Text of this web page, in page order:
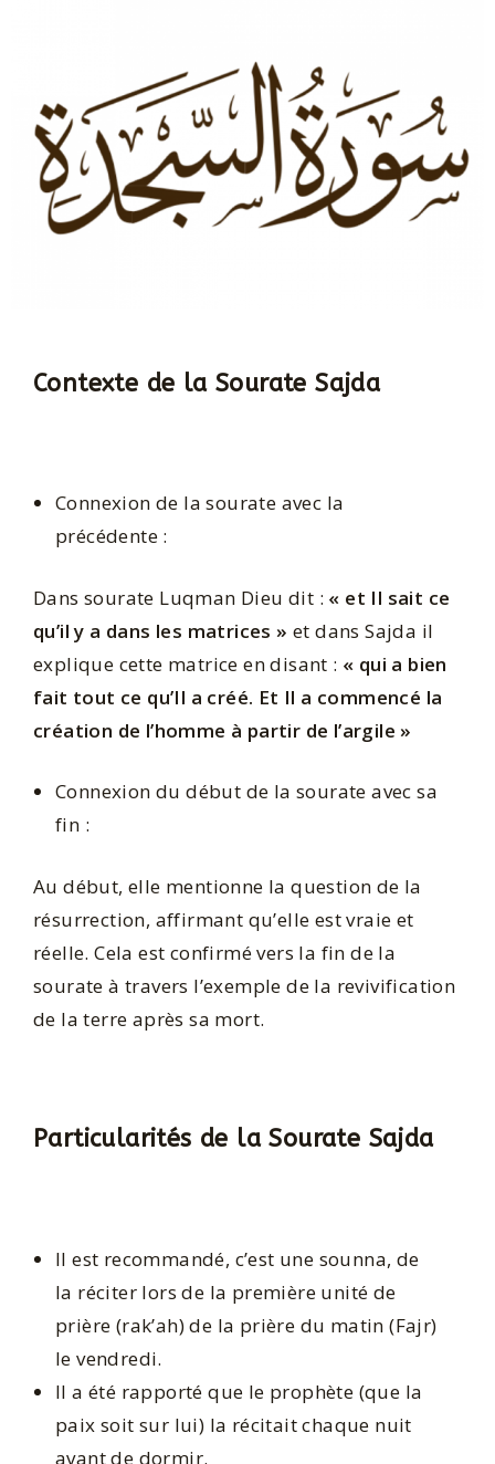
Contexte de la Sourate Sajda
Connexion de la sourate avec la
précédente :
Dans sourate Luqman Dieu dit : « et Il sait ce
qu’il y a dans les matrices » et dans Sajda il
explique cette matrice en disant : « qui a bien
fait tout ce qu’Il a créé. Et Il a commencé la
création de l’homme à partir de l’argile »
Connexion du début de la sourate avec sa
fin :
Au début, elle mentionne la question de la
résurrection, affirmant qu’elle est vraie et
réelle. Cela est confirmé vers la fin de la
sourate à travers l’exemple de la revivification
de la terre après sa mort.
Particularités de la Sourate Sajda
Il est recommandé, c’est une sounna, de
la réciter lors de la première unité de
prière (rak’ah) de la prière du matin (Fajr)
le vendredi.
Il a été rapporté que le prophète (que la
paix soit sur lui) la récitait chaque nuit
avant de dormir.